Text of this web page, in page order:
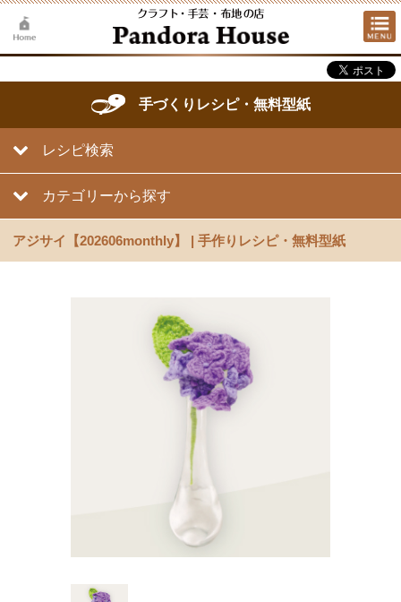
手づくりレシピ・無料型紙
レシピ検索
カテゴリーから探す
アジサイ【202606monthly】 | 手作りレシピ・無料型紙